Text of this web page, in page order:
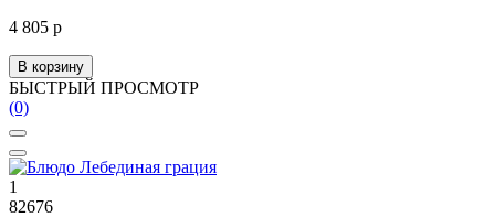
4 805 р
В корзину
БЫСТРЫЙ ПРОСМОТР
(0)
1
82676